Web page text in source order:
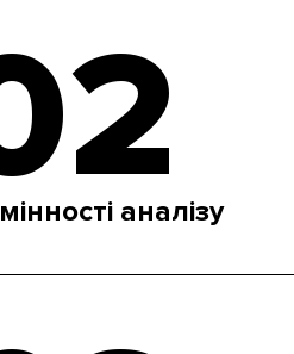
аналізу